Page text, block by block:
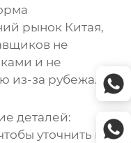
рынок Китая,
не
и не
из-за рубежа.
деталей:
уточнить все